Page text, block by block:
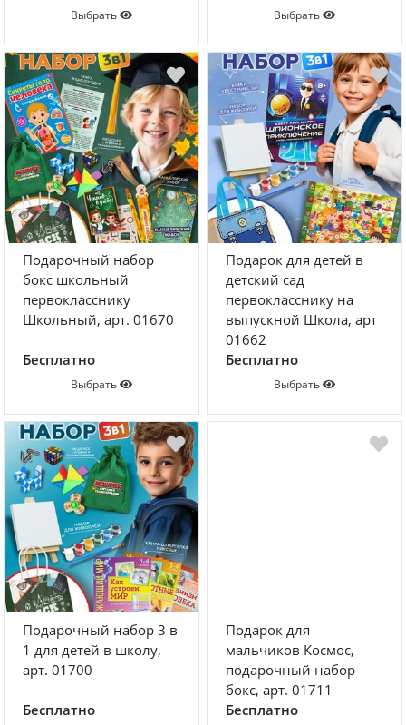
Выбрать Выбрать
Подарочный набор
бокс школьный
первокласснику
Школьный, арт. 01670
Бесплатно
Выбрать
Подарок для детей в
детский сад
первокласснику на
выпускной Школа, арт
01662
Бесплатно
Выбрать
Подарочный набор 3 в
1 для детей в школу,
арт. 01700
Бесплатно
Подарок для
мальчиков Космос,
подарочный набор
бокс, арт. 01711
Бесплатно